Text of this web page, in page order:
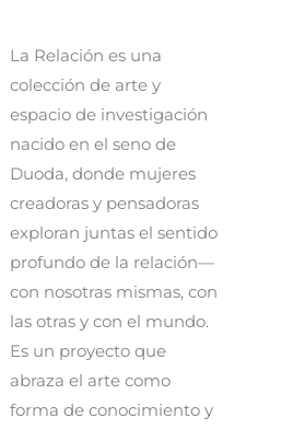
La Relación es una
colección de arte y
espacio de investigación
nacido en el seno de
Duoda, donde mujeres
creadoras y pensadoras
exploran juntas el sentido
profundo de la relación—
con nosotras mismas, con
las otras y con el mundo.
Es un proyecto que
abraza el arte como
forma de conocimiento y